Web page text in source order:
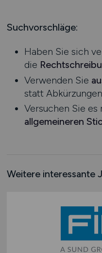
Schienen- / Straßen-
Supply Chain
Vertrieb / Verkauf /
Zoll / Behörden
Sonstige
Mecklenburg-
Nordrhein-Westfalen
Rheinland-Pfalz
Saarland
Sachsen
Sachsen-Anhalt
Schleswig-Holstein
Schweiz
International
Suchvorschläge:
Haben Sie sich
die
Verwenden Sie
statt
Versuchen Sie
allgemeineren
Weitere interessante